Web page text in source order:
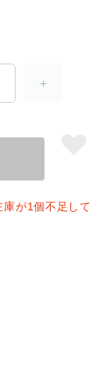
庫が1個不足して